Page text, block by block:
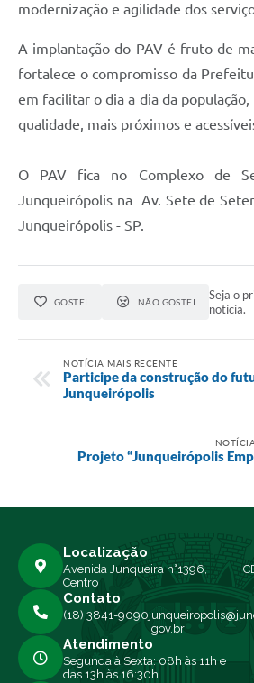
modernização e agilidade dos
A implantação do PAV é fruto de
fortalece o compromisso da
em facilitar o dia a dia da
qualidade, mais próximos e
O PAV fica no Complexo de
Junqueirópolis na Av. Sete de
Junqueirópolis - SP.
GOSTEI NÃO GOSTEI
Seja o
notícia.
NOTÍCIA MAIS RECENTE
Participe da construção do
Junqueirópolis
Projeto “Junqueirópolis
Localização
Avenida Junqueira n°1396,
Centro
Contato
(18) 3841-9090
.gov.br
Atendimento
Segunda à Sexta: 08h às 11h e
das 13h às 16:30h